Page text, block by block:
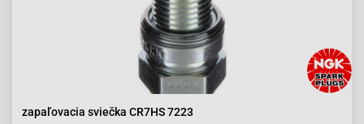
zapaľovacia sviečka CR7HS 7223